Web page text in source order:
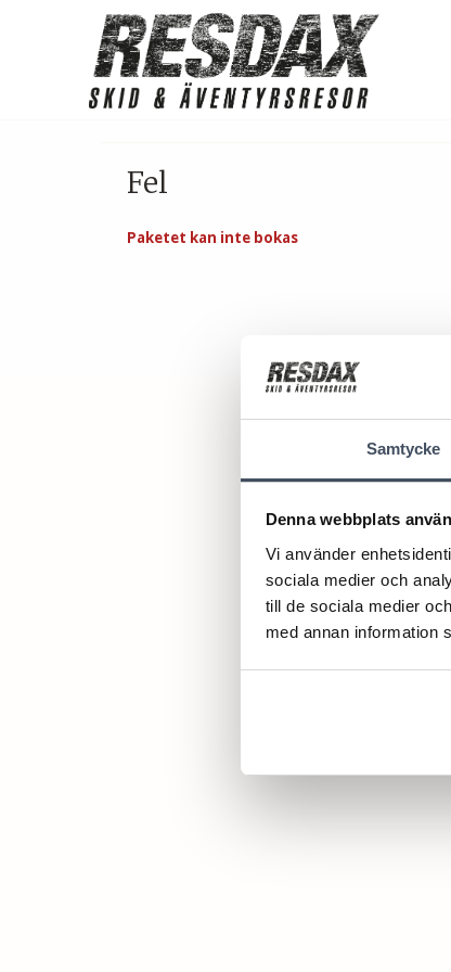
Samtycke
Denna webbplats
Vi använder
sociala medier och
till de sociala medier
med annan information
Fel
Paketet kan inte bokas